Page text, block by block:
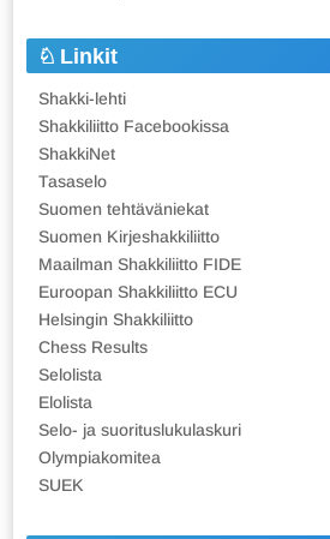
Linkit
Shakki-lehti
Shakkiliitto Facebookissa
ShakkiNet
Tasaselo
Suomen tehtäväniekat
Suomen Kirjeshakkiliitto
Maailman Shakkiliitto FIDE
Euroopan Shakkiliitto ECU
Helsingin Shakkiliitto
Chess Results
Selolista
Elolista
Selo- ja suorituslukulaskuri
Olympiakomitea
SUEK